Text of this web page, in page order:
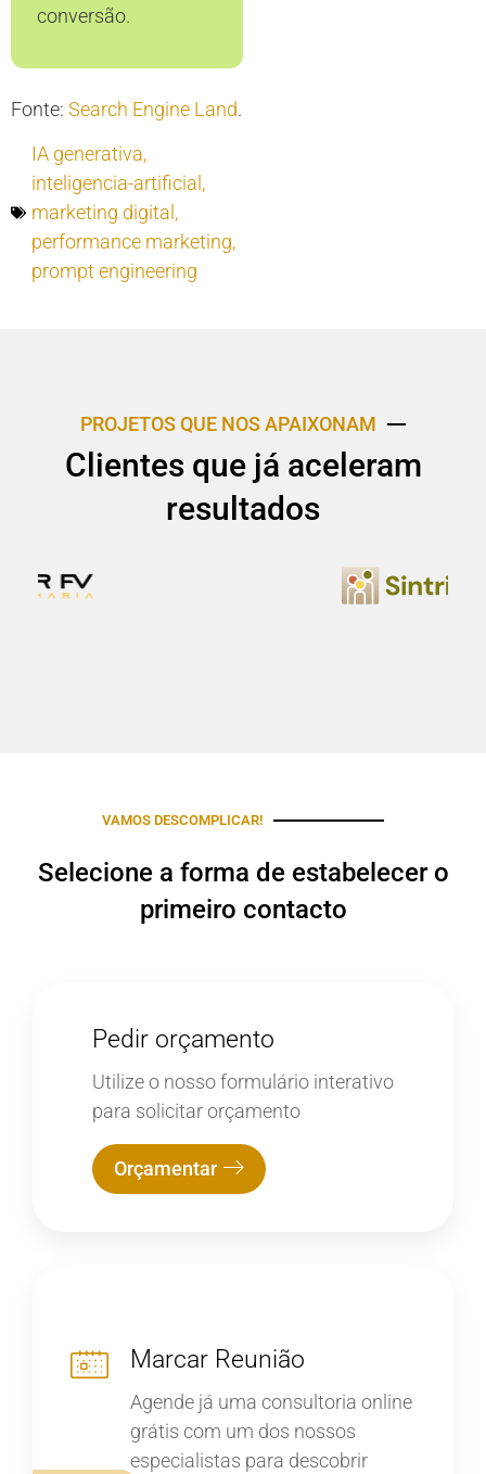
conversão.
Fonte: Search Engine Land.
IA generativa,
inteligencia-artificial ,
marketing digital ,
performance marketing,
prompt engineering
PROJETOS QUE NOS APAIXONAM
Clientes que já aceleram
resultados
VAMOS DESCOMPLICAR!
Selecione a forma de estabelecer o
primeiro contacto
Pedir orçamento
Utilize o nosso formulário interativo
para solicitar orçamento
Orçamentar
Marcar Reunião
Agende já uma consultoria online
grátis com um dos nossos
especialistas para descobrir